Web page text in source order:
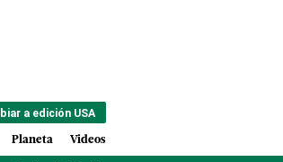
a edición USA
Planeta Videos